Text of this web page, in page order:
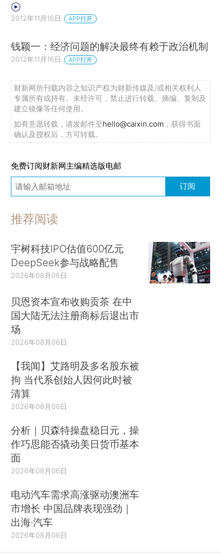
2012年11月16日 APP打开
钱颖一：经济问题的解决最终有赖于政治机制
2012年11月16日 APP打开
财新网所刊载内容之知识产权为财新传媒及/或相关权利人
专属所有或持有。未经许可，禁止进行转载、摘编、复制及
建立镜像等任何使用。
如有意愿转载，请发邮件至hello@caixin.com ，获得书面
确认及授权后，方可转载。
免费订阅财新网主编精选版电邮
订阅
推荐阅读
宇树科技IPO估值600亿元
DeepSeek参与战略配售
2026年08月06日
贝恩资本宣布收购贡茶 在中
国大陆无法注册商标后退出市
场
2026年08月06日
【我闻】艾路明及多名股东被
拘 当代系创始人因何此时被
清算
2026年08月06日
分析｜贝森特操盘稳日元，操
作巧思能否撬动美日货币基本
面
2026年08月06日
电动汽车需求高涨驱动澳洲车
市增长 中国品牌表现强劲｜
出海·汽车
2026年08月06日